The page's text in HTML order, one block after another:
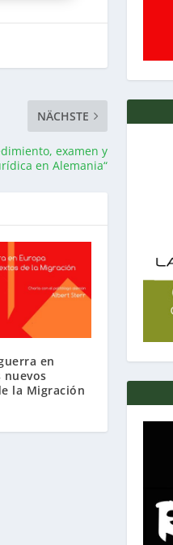
NÄCHSTE
examen y
en Alemania“
en
nuevos
la Migración